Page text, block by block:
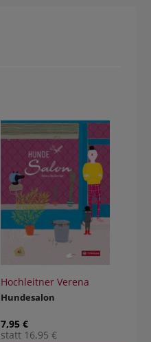
Hochleitner Verena
Hundesalon
7,95 €
statt 16,95 €